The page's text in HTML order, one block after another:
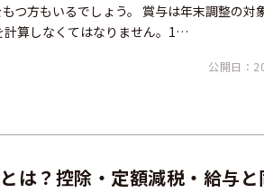
つ方もいるでしょう。 賞与は年末調整の
計算しなくてはなりません。1…
公開日：
は？控除・定額減税・給与